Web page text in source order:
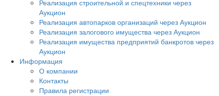
Реализация строительной и спецтехники через
Аукцион
Реализация автопарков организаций через Аукцион
Реализация залогового имущества через Аукцион
Реализация имущества предприятий банкротов через
Аукцион
Информация
О компании
Контакты
Правила регистрации